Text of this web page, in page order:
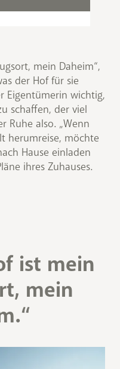
mein Daheim“,
der Hof für sie
Eigentümerin wichtig,
schaffen, der viel
Ruhe also. „Wenn
herumreise, möchte
Hause einladen
ihres Zuhauses.
ist mein
mein